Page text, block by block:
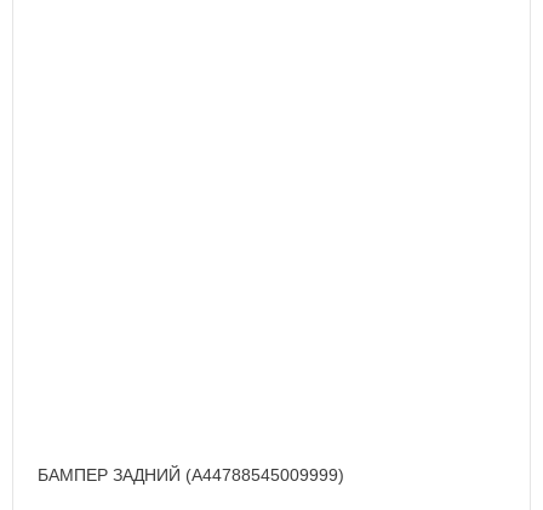
БАМПЕР ЗАДНИЙ (A44788545009999)